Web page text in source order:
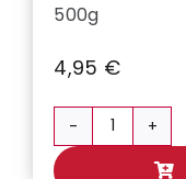
500g
4,95 €
quantité